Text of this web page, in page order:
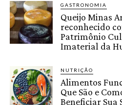
GASTRONOMIA
Queijo Minas
reconhecido
Patrimônio
Imaterial da
NUTRIÇÃO
Alimentos
Que São e
Beneficiar Sua